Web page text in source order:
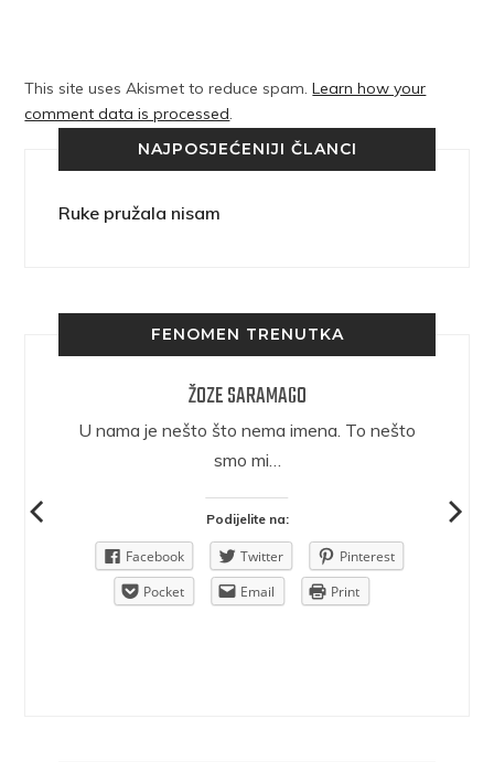
This site uses Akismet to reduce spam.Learn how your
comment data is processed.
NAJPOSJEĆENIJI ČLANCI
Ruke pružala nisam
FENOMEN TRENUTKA
ŽOZE SARAMAGO
U nama je nešto što nema imena. To nešto
smo mi…
Podijelite na:
Facebook Twitter
Pinterest
Pocket
Email Print